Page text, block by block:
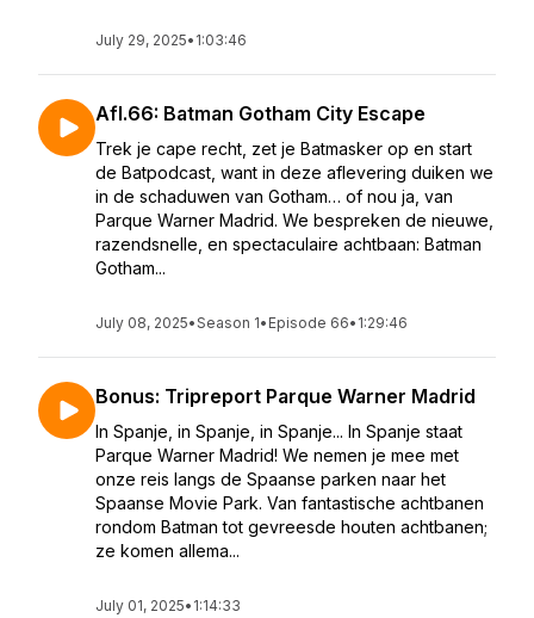
July 29, 2025• 1:03:46
Afl.66: Batman Gotham City Escape
Trek je cape recht, zet je Batmasker op en start
de Batpodcast, want in deze aflevering duiken we
in de schaduwen van Gotham… of nou ja, van
Parque Warner Madrid. We bespreken de nieuwe,
razendsnelle, en spectaculaire achtbaan: Batman
Gotham...
July 08, 2025•Season 1• Episode 66• 1:29:46
Bonus: Tripreport Parque Warner Madrid
In Spanje, in Spanje, in Spanje... In Spanje staat
Parque Warner Madrid! We nemen je mee met
onze reis langs de Spaanse parken naar het
Spaanse Movie Park. Van fantastische achtbanen
rondom Batman tot gevreesde houten achtbanen;
ze komen allema...
July 01, 2025• 1:14:33